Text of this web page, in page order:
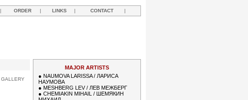
| ORDER | LINKS | CONTACT |
GALLERY
MAJOR ARTISTS
● NAUMOVA LARISSA / ЛАРИСА
НАУМОВА
● MESHBERG LEV / ЛЕВ МЕЖБЕРГ
● CHEMIAKIN MIHAIL / ШЕМЯКИН